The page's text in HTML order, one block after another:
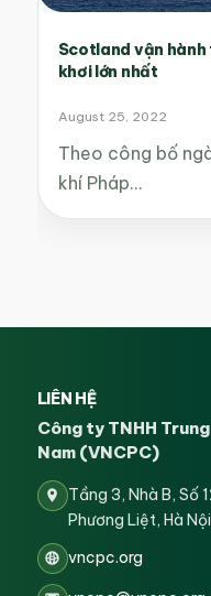
Scotland vận
khơi lớn nhất
August 25, 2022
Theo công bố
khí Pháp…
LIÊN HỆ
Công ty TNHH
Nam (VNCPC)
Tầng 3, Nhà B, Số
Phương Liệt, Hà
vncpc.org